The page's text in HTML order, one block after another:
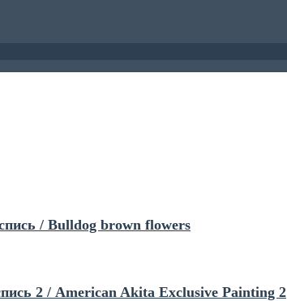
/ Bulldog brown flowers
2 / American Akita Exclusive Painting 2